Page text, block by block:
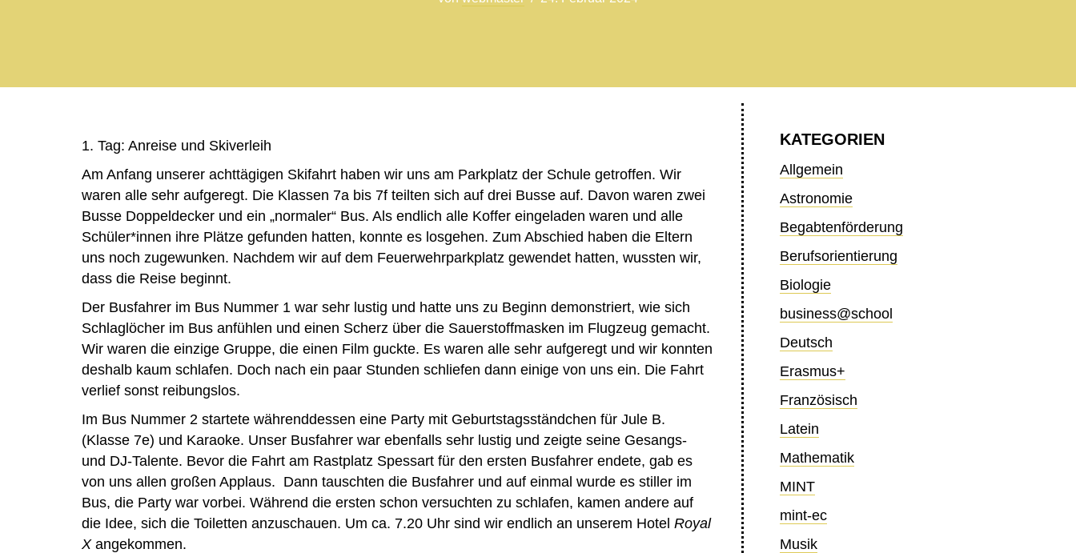
1. Tag: Anreise und Skiverleih
Am Anfang unserer achttägigen Skifahrt haben wir uns am Parkplatz der Schule getroffen. Wir
waren alle sehr aufgeregt. Die Klassen 7a bis 7f teilten sich auf drei Busse auf. Davon waren zwei
Busse Doppeldecker und ein „normaler“ Bus. Als endlich alle Koffer eingeladen waren und alle
Schüler*innen ihre Plätze gefunden hatten, konnte es losgehen. Zum Abschied haben die Eltern
uns noch zugewunken. Nachdem wir auf dem Feuerwehrparkplatz gewendet hatten, wussten wir,
dass die Reise beginnt.
Der Busfahrer im Bus Nummer 1 war sehr lustig und hatte uns zu Beginn demonstriert, wie sich
Schlaglöcher im Bus anfühlen und einen Scherz über die Sauerstoffmasken im Flugzeug gemacht.
Wir waren die einzige Gruppe, die einen Film guckte. Es waren alle sehr aufgeregt und wir konnten
deshalb kaum schlafen. Doch nach ein paar Stunden schliefen dann einige von uns ein. Die Fahrt
verlief sonst reibungslos.
Im Bus Nummer 2 startete währenddessen eine Party mit Geburtstagsständchen für Jule B.
(Klasse 7e) und Karaoke. Unser Busfahrer war ebenfalls sehr lustig und zeigte seine Gesangs-
und DJ-Talente. Bevor die Fahrt am Rastplatz Spessart für den ersten Busfahrer endete, gab es
von uns allen großen Applaus. Dann tauschten die Busfahrer und auf einmal wurde es stiller im
Bus, die Party war vorbei. Während die ersten schon versuchten zu schlafen, kamen andere auf
die Idee, sich die Toiletten anzuschauen. Um ca. 7.20 Uhr sind wir endlich an unserem Hotel Royal
Xangekommen.
KATEGORIEN
Allgemein
Astronomie
Begabtenförderung
Berufsorientierung
Biologie
business@school
Deutsch
Erasmus+
Französisch
Latein
Mathematik
MINT
mint-ec
Musik